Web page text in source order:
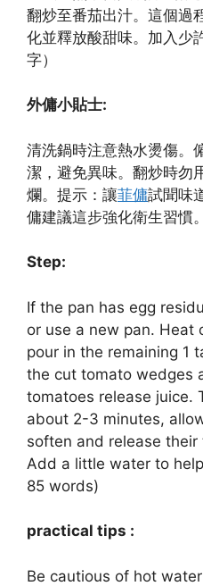
翻炒至番茄出汁。這個過
化並釋放酸甜味。加入少
字）
外傭小貼士:
清洗鍋時注意熱水燙傷。
潔，避免異味。翻炒時勿
爛。提示：讓菲傭試聞味
傭建議這步強化衛生習慣
Step:
If the pan has egg
or use a new pan. Heat
pour in the remaining 1
the cut tomato wedges
tomatoes release juice.
about 2-3 minutes,
soften and release
Add a little water to
85 words)
practical tips :
Be cautious of hot